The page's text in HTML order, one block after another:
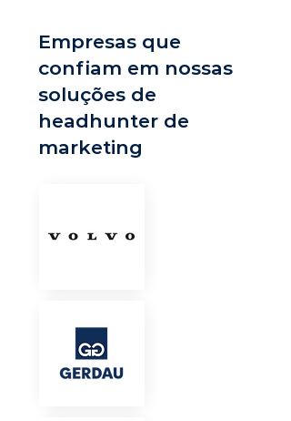
Empresas que
confiam em nossas
soluções de
headhunter de
marketing